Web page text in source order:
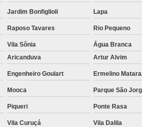
Jardim Bonfiglioli Lapa
Raposo Tavares Rio Pequeno
Vila Sônia
Água Branca
Aricanduva Artur Alvim
Engenheiro Goulart Ermelino
Mooca Parque São
Piqueri Ponte Rasa
Vila Curuçá Vila Dalila